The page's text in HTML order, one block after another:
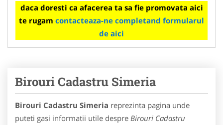
daca doresti ca afacerea ta sa fie promovata aici
te rugam contacteaza-ne completand formularul
de aici
Birouri Cadastru Simeria
Birouri Cadastru Simeria reprezinta pagina unde
puteti gasi informatii utile despre Birouri Cadastru